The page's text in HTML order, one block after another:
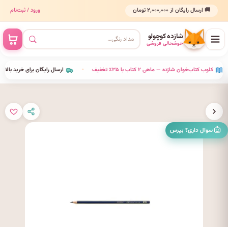
🚚 ارسال رایگان از ۲٬۰۰۰٬۰۰۰ تومان ورود / ثبت‌نام
شازده کوچولو
خوشحالی فروشی
ارسال رایگان برای خرید بالای • کلوب کتاب‌خوان شازده — ماهی ۲ کتاب با ۳۵٪ تخفیف •
سوال داری؟ بپرس